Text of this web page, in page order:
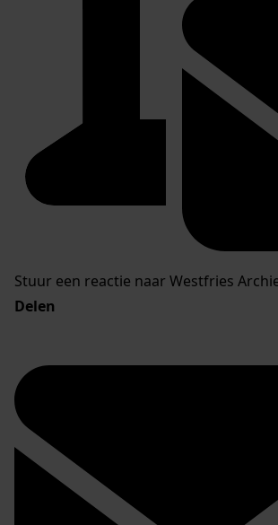
Stuur een reactie naar Westfries
Delen